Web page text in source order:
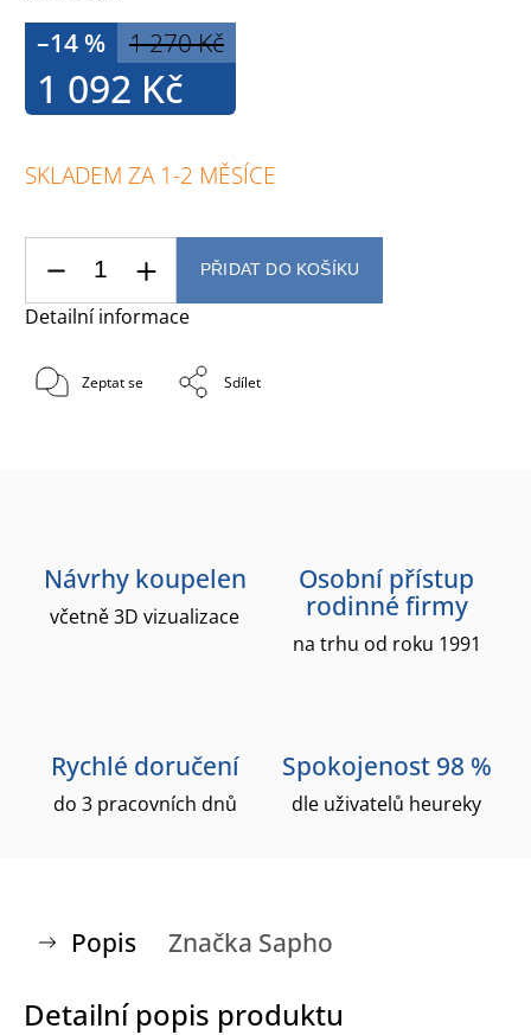
1 270 Kč
–14 %
1 092 Kč
SKLADEM ZA 1-2 MĚSÍCE
PŘIDAT DO KOŠÍKU
Detailní informace
Zeptat se Sdílet
Návrhy koupelen
včetně 3D vizualizace
Osobní přístup
rodinné firmy
na trhu od roku 1991
Rychlé doručení
do 3 pracovních dnů
Spokojenost 98 %
dle uživatelů heureky
Popis Značka Sapho
Detailní popis produktu